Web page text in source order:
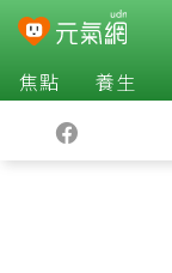
焦點 養生